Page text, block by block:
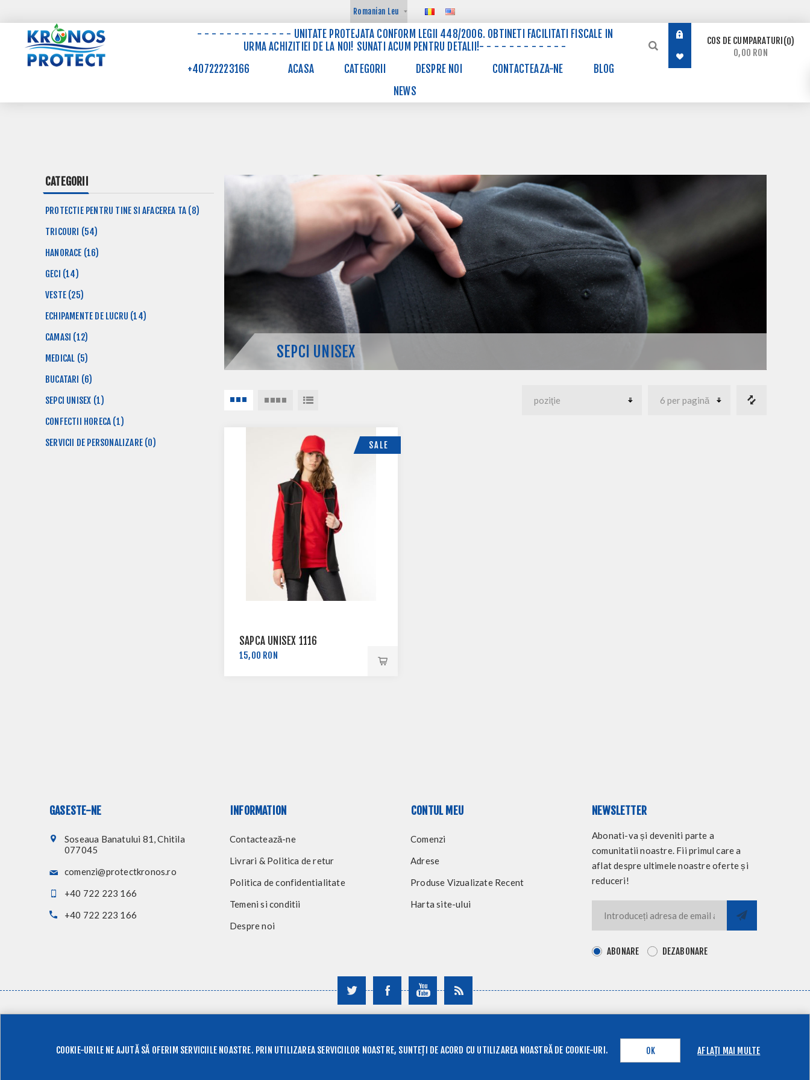
- - - - - - - - - - - - - UNITATE PROTEJATA CONFORM LEGII 448/2006. OBTINETI FACILITATI FISCALE IN
URMA ACHIZITIEI DE LA NOI! SUNATI ACUM PENTRU DETALII!- - - - - - - - - - - -
+40722223166
ACASA CATEGORII DESPRE NOI CONTACTEAZA-NE
BLOG
NEWS
COS DE CUMPARATURI 0
0,00 RON
SEPCI UNISEX
SALE
SAPCA UNISEX 1116
15,00 RON
CATEGORII
PROTECTIE PENTRU TINE SI AFACEREA TA (8)
TRICOURI (54)
HANORACE (16)
GECI (14)
VESTE (25)
ECHIPAMENTE DE LUCRU (14)
CAMASI (12)
MEDICAL (5)
BUCATARI (6)
SEPCI UNISEX (1)
CONFECTII HORECA (1)
SERVICII DE PERSONALIZARE (0)
GASESTE-NE
Soseaua Banatului 81, Chitila
077045
comenzi@protectkronos.ro
+40 722 223 166
+40 722 223 166
INFORMATION
Contactează-ne
Livrari & Politica de retur
Politica de confidentialitate
Temeni si conditii
Despre noi
CONTUL MEU
Comenzi
Adrese
Produse Vizualizate Recent
Harta site-ului
NEWSLETTER
Abonati-va și deveniti parte a
comunitatii noastre. Fii primul care a
aflat despre ultimele noastre oferte și
reduceri!
ABONARE DEZABONARE
Powered bynopCommerce
COOKIE-URILE NE AJUTĂ SĂ OFERIM SERVICIILE NOASTRE. PRIN UTILIZAREA SERVICIILOR NOASTRE, SUNTEȚI DE ACORD CU UTILIZAREA NOASTRĂ DE COOKIE-URI. OK AFLAȚI MAI MULTE